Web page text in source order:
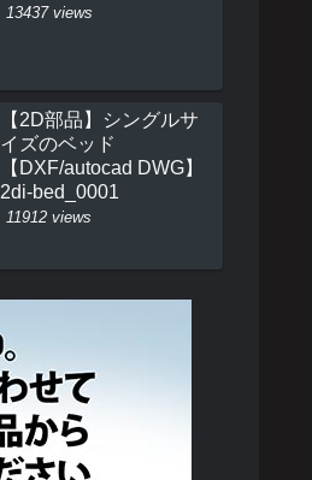
13437 views
【2D部品】シングルサ
イズのベッド
【DXF/autocad DWG】
2di-bed_0001
11912 views